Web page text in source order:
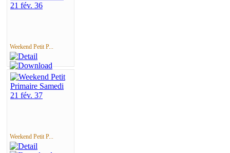
Weekend Petit P...
Weekend Petit P...